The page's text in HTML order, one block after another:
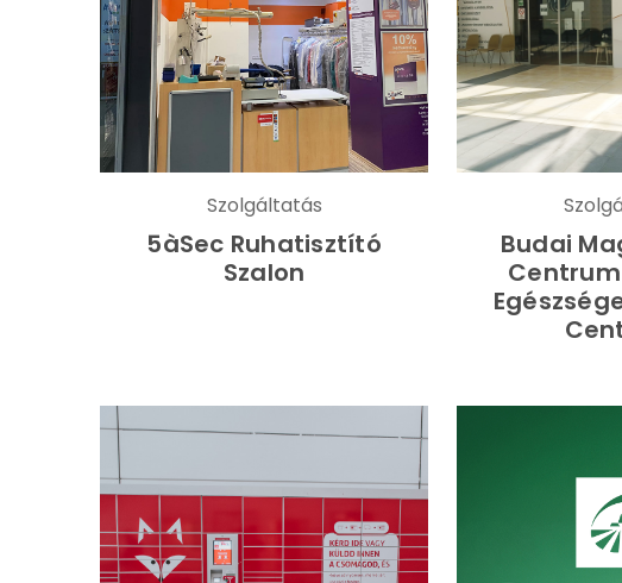
Szolgáltatás
5àSec Ruhatisztító
Szalon
Budai